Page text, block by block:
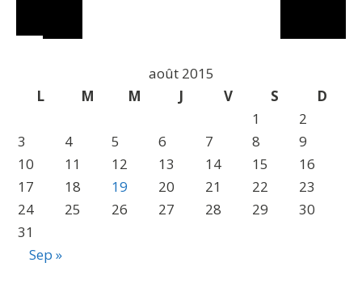
août 2015
L
M M J V S
D
1
2
3
4 5 6 7 8
9
10
11 12 13 14 15
16
17
18 19 20 21 22
23
24
25 26 27 28 29
30
31
Sep »